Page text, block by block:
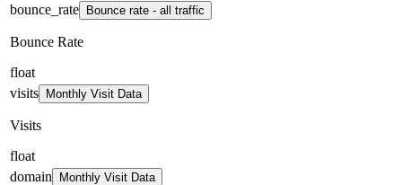
bounce_rate
Bounce rate - all traffic
Bounce Rate
float
visits
Monthly Visit Data
Visits
float
domain
Monthly Visit Data